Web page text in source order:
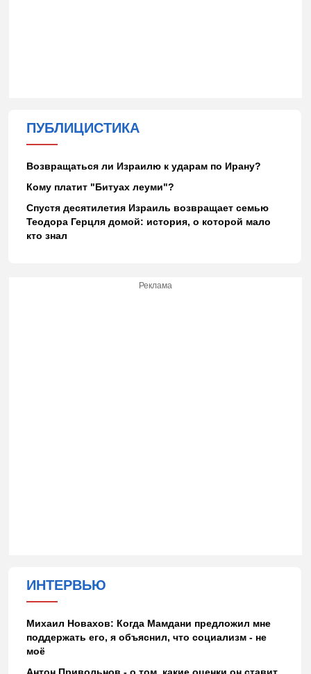
ПУБЛИЦИСТИКА
Возвращаться ли Израилю к ударам по Ирану?
Кому платит "Битуах леуми"?
Спустя десятилетия Израиль возвращает семью
Теодора Герцля домой: история, о которой мало
кто знал
Реклама
ИНТЕРВЬЮ
Михаил Новахов: Когда Мамдани предложил мне
поддержать его, я объяснил, что социализм - не
моё
Антон Привольнов - о том, какие оценки он ставит